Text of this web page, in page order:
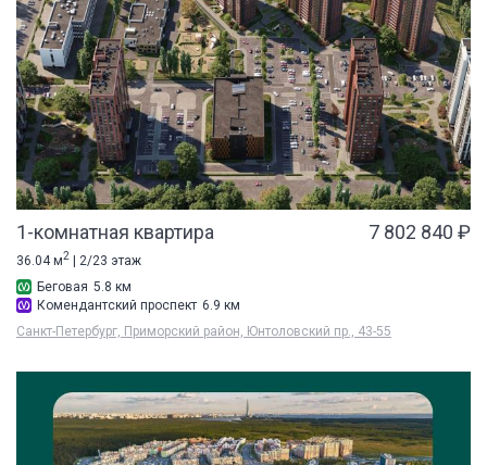
1-комнатная квартира 7 802 840 ₽
36.04 м2
| 2/23 этаж
Беговая 5.8 км
Комендантский проспект 6.9 км
Санкт-Петербург, Приморский район, Юнтоловский пр., 43-55